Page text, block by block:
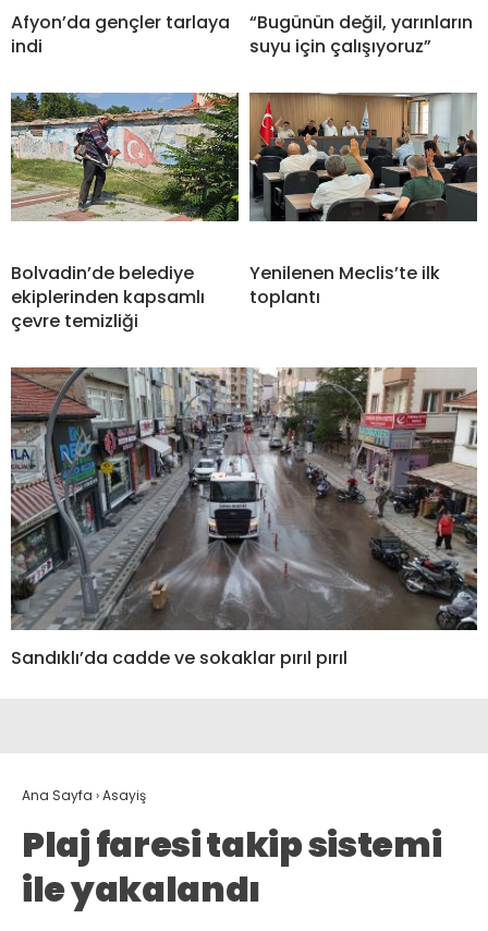
Afyon’da gençler tarlaya
indi
“Bugünün değil, yarınların
suyu için çalışıyoruz”
Bolvadin’de belediye
ekiplerinden kapsamlı
çevre temizliği
Yenilenen Meclis’te ilk
toplantı
Sandıklı’da cadde ve sokaklar pırıl pırıl
Ana Sayfa ›Asayiş
Plaj faresi takip sistemi
ile yakalandı